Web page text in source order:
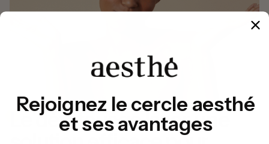
Le détatouage laser, une
Rejoignez le cercle aesthé
et ses avantages